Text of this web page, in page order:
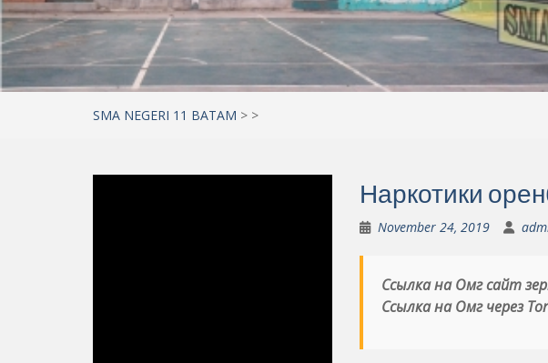
SMA NEGERI 11 BATAM > >
Наркотики
November 24, 2019
Ссылка на Омг сайт
Ссылка на Омг через